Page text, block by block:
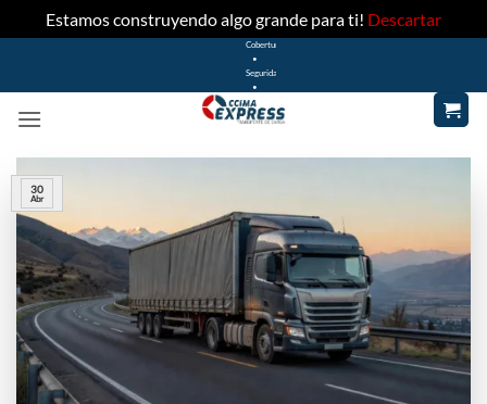
Estamos construyendo algo grande para ti! Descartar
Cobertura
•
Seguridad
•
Rapidez
30
Abr